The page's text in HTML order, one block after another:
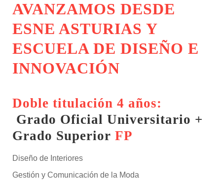
AVANZAMOS DESDE
ESNE ASTURIAS Y
ESCUELA DE DISEÑO E
INNOVACIÓN
Doble titulación 4 años:
Grado Oficial Universitario +
Grado Superior FP
Diseño de Interiores
Gestión y Comunicación de la Moda